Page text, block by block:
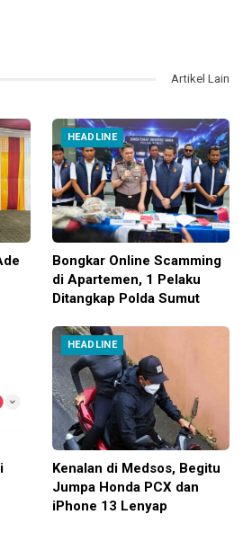
Artikel Lain
HEADLINE
Bongkar Online Scamming
di Apartemen, 1 Pelaku
Ditangkap Polda Sumut
HEADLINE
Kenalan di Medsos, Begitu
Jumpa Honda PCX dan
iPhone 13 Lenyap